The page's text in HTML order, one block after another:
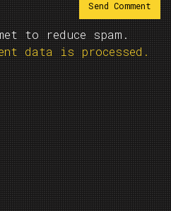
to reduce spam.
data is processed.